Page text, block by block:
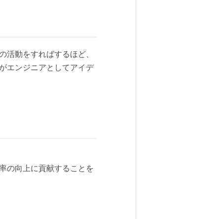
動をすればするほど、
エンジニアとしてアイデ
の向上に貢献することを